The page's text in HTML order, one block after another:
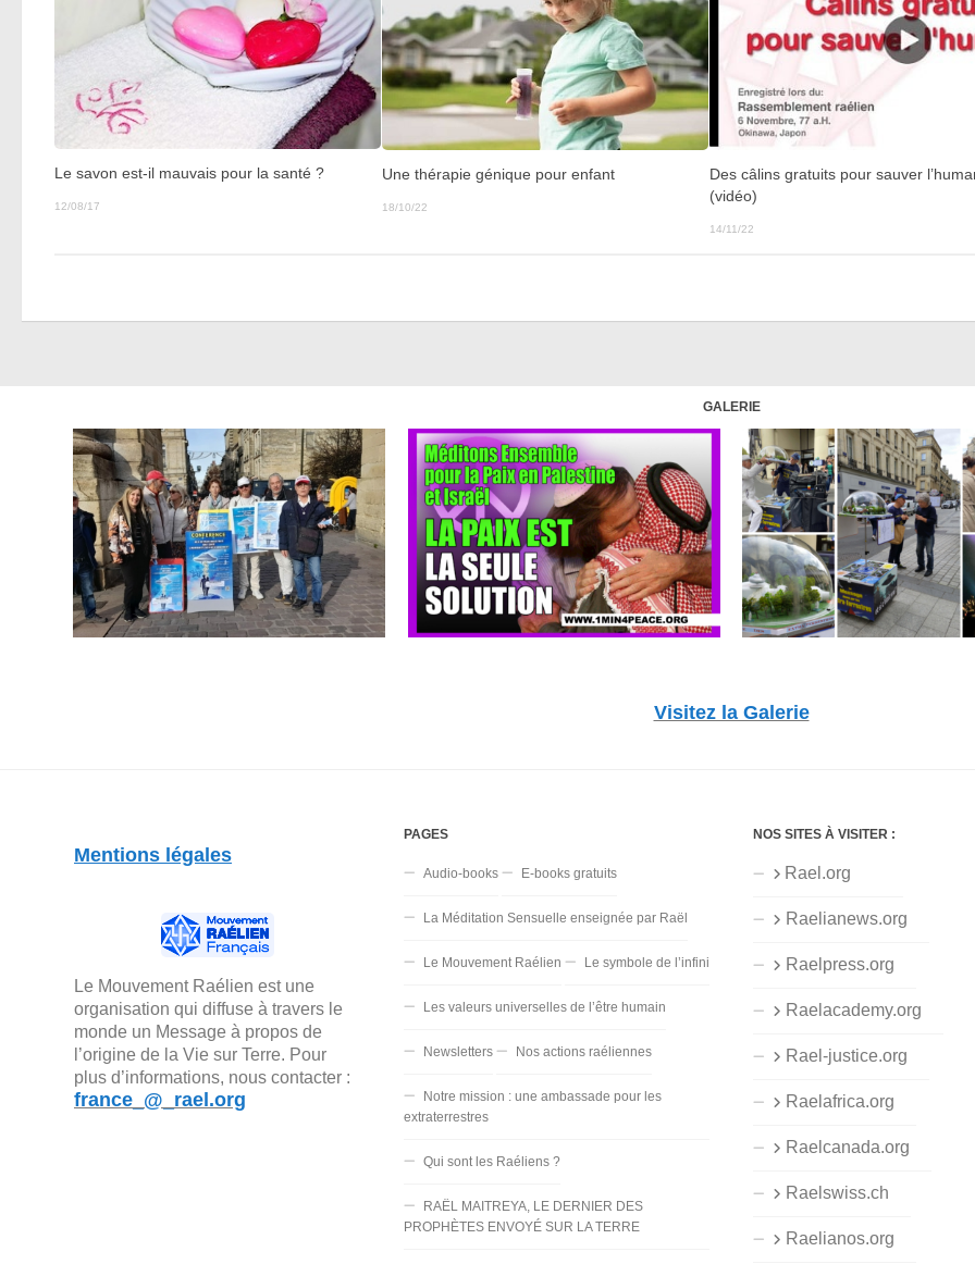
Le savon est-il mauvais pour la santé ?
12/08/17
Une thérapie génique pour enfant
18/10/22
Des câlins gratuits pour sauver
(vidéo)
14/11/22
GALERIE
Visitez la Galerie
Mentions légales
Le Mouvement Raélien est une
organisation qui diffuse à travers le
monde un Message à propos de
l’origine de la Vie sur Terre. Pour
plus d’informations, nous contacter :
france_@_rael.org
PAGES
Audio-books E-books gratuits
La Méditation Sensuelle enseignée par Raël
Le Mouvement Raélien Le symbole de l’infini
Les valeurs universelles de l’être humain
Newsletters Nos actions raéliennes
Notre mission : une ambassade pour les
extraterrestres
Qui sont les Raéliens ?
RAËL MAITREYA, LE DERNIER DES
PROPHÈTES ENVOYÉ SUR LA TERRE
NOS SITES À VISITER :
Rael.org
Raelianews.org
Raelpress.org
Raelacademy.org
Rael-justice.org
Raelafrica.org
Raelcanada.org
Raelswiss.ch
Raelianos.org